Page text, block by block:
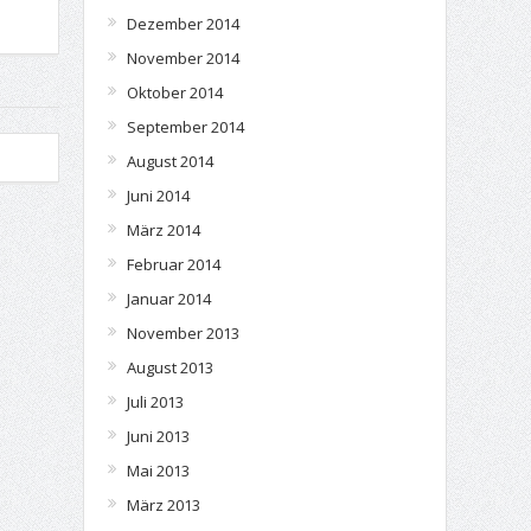
Dezember 2014
November 2014
Oktober 2014
September 2014
August 2014
Juni 2014
März 2014
Februar 2014
Januar 2014
November 2013
August 2013
Juli 2013
Juni 2013
Mai 2013
März 2013